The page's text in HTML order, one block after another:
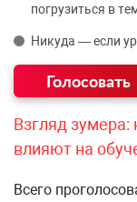
погрузиться в
Никуда — если
Взгляд
влияют на
Всего